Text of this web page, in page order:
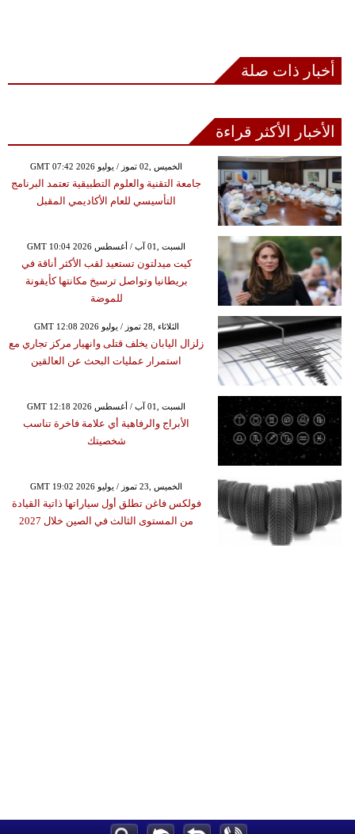
أخبار ذات صلة
الأخبار الأكثر قراءة
GMT 07:42 2026 الخميس ,02 تموز / يوليو
جامعة التقنية والعلوم التطبيقية تعتمد البرنامج
التأسيسي للعام الأكاديمي المقبل
GMT 10:04 2026 السبت ,01 آب / أغسطس
كيت ميدلتون تستعيد لقب الأكثر أناقة في
بريطانيا وتواصل ترسيخ مكانتها كأيقونة
للموضة
GMT 12:08 2026 الثلاثاء ,28 تموز / يوليو
زلزال اليابان يخلف قتلى وانهيار مركز تجاري مع
استمرار عمليات البحث عن العالقين
GMT 12:18 2026 السبت ,01 آب / أغسطس
الأبراج والرفاهية أي علامة فاخرة تناسب
شخصيتك
GMT 19:02 2026 الخميس ,23 تموز / يوليو
فولكس فاغن تطلق أول سياراتها ذاتية القيادة
من المستوى الثالث في الصين خلال 2027